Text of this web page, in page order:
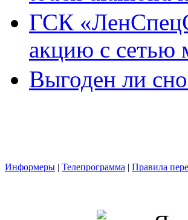
ГСК
акцию с сетью
Выгоден ли
Информеры | Телепрограмма | Правила